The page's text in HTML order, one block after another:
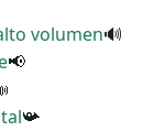
volumen🔊
📢
📯